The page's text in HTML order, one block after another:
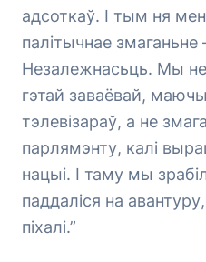
адсоткаў. І тым ня
палітычнае змаганьне
Незалежнасьць. Мы
гэтай заваёвай,
тэлевізараў, а не
парлямэнту, калі
нацыі. І таму мы
паддаліся на
піхалі.”